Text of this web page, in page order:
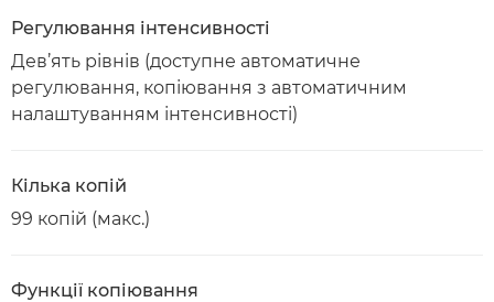
Регулювання інтенсивності
Дев’ять рівнів (доступне автоматичне
регулювання, копіювання з автоматичним
налаштуванням інтенсивності)
Кілька копій
99 копій (макс.)
Функції копіювання